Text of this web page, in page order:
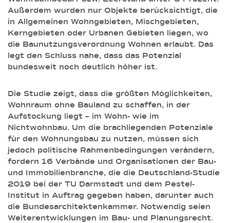
Außerdem wurden nur Objekte berücksichtigt, die
in Allgemeinen Wohngebieten, Mischgebieten,
Kerngebieten oder Urbanen Gebieten liegen, wo
die Baunutzungsverordnung Wohnen erlaubt. Das
legt den Schluss nahe, dass das Potenzial
bundesweit noch deutlich höher ist.
Die Studie zeigt, dass die größten Möglichkeiten,
Wohnraum ohne Bauland zu schaffen, in der
Aufstockung liegt – im Wohn- wie im
Nichtwohnbau. Um die brachliegenden Potenziale
für den Wohnungsbau zu nutzen, müssen sich
jedoch politische Rahmenbedingungen verändern,
fordern 16 Verbände und Organisationen der Bau-
und Immobilienbranche, die die Deutschland-Studie
2019 bei der TU Darmstadt und dem Pestel-
Institut in Auftrag gegeben haben, darunter auch
die Bundesarchitektenkammer. Notwendig seien
Weiterentwicklungen im Bau- und Planungsrecht.